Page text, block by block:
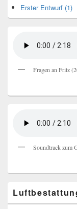
Erster Entwurf (1)
Fragen an Fritz
Soundtrack zum